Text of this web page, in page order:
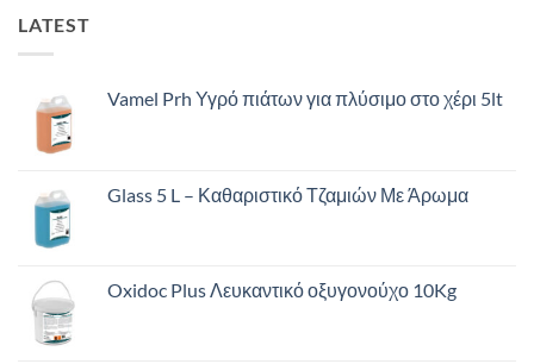
LATEST
Vamel Prh Υγρό πιάτων για πλύσιμο στο χέρι 5lt
Glass 5 L – Καθαριστικό Τζαμιών Με Άρωμα
Oxidoc Plus Λευκαντικό οξυγονούχο 10Kg